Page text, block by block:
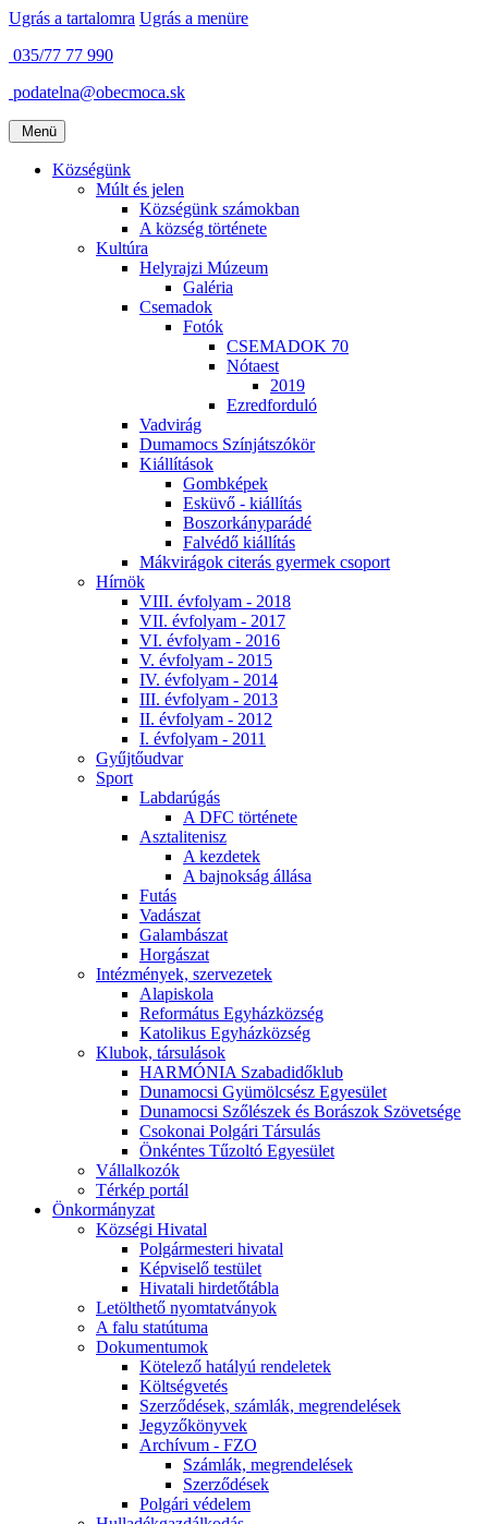
Ugrás a tartalomra Ugrás a menüre
035/77 77 990
podatelna@obecmoca.sk
Menü
Községünk
Múlt és jelen
Községünk számokban
A község története
Kultúra
Helyrajzi Múzeum
Galéria
Csemadok
Fotók
CSEMADOK 70
Nótaest
2019
Ezredforduló
Vadvirág
Dumamocs Színjátszókör
Kiállítások
Gombképek
Esküvő - kiállítás
Boszorkányparádé
Falvédő kiállítás
Mákvirágok citerás gyermek csoport
Hírnök
VIII. évfolyam - 2018
VII. évfolyam - 2017
VI. évfolyam - 2016
V. évfolyam - 2015
IV. évfolyam - 2014
III. évfolyam - 2013
II. évfolyam - 2012
I. évfolyam - 2011
Gyűjtőudvar
Sport
Labdarúgás
A DFC története
Asztalitenisz
A kezdetek
A bajnokság állása
Futás
Vadászat
Galambászat
Horgászat
Intézmények, szervezetek
Alapiskola
Református Egyházközség
Katolikus Egyházközség
Klubok, társulások
HARMÓNIA Szabadidőklub
Dunamocsi Gyümölcsész Egyesület
Dunamocsi Szőlészek és Borászok Szövetsége
Csokonai Polgári Társulás
Önkéntes Tűzoltó Egyesület
Vállalkozók
Térkép portál
Önkormányzat
Községi Hivatal
Polgármesteri hivatal
Képviselő testület
Hivatali hirdetőtábla
Letölthető nyomtatványok
A falu statútuma
Dokumentumok
Kötelező hatályú rendeletek
Költségvetés
Szerződések, számlák, megrendelések
Jegyzőkönyvek
Archívum - FZO
Számlák, megrendelések
Szerződések
Polgári védelem